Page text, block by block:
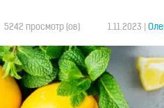
5242 просмотр (ов) 1.11.2023 |